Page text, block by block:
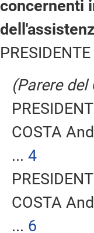
concernenti
(Parere del
COSTA
... 4
COSTA
... 6